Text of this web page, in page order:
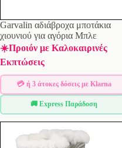
Garvalin αδιάβροχα μποτάκια
χιουνιού για αγόρια Μπλε
☀️Προιόν με Καλοκαιρινές
Εκπτώσεις
💳 ή 3 άτοκες δόσεις με Klarna
🚚 Express Παράδοση